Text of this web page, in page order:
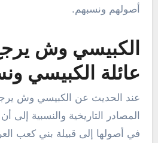
أصولهم ونسبهم.
الكبيسي وش
عائلة الكبيسي
عند الحديث عن الكبيسي وش
المصادر التاريخية والنسبية إلى
في أصولها إلى قبيلة بني كعب